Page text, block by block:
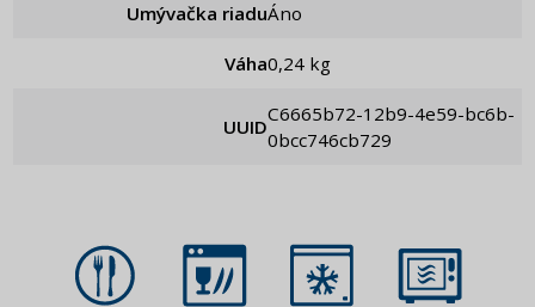
Umývačka riadu Áno
Váha 0,24 kg
UUID
c6665b72-12b9-4e59-bc6b-
0bcc746cb729